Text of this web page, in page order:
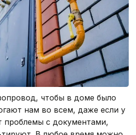
чтобы в доме было
нам во всем, даже если у
проблемы с документами,